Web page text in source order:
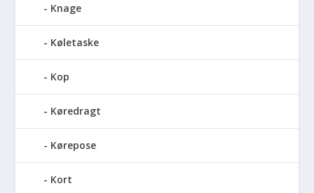
Knage
Køletaske
Kop
Køredragt
Kørepose
Kort